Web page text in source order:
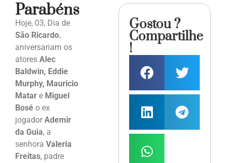
Parabéns
Hoje, 03, Dia de
São Ricardo,
aniversariam os
atores Alec
Baldwin, Eddie
Murphy, Mauricio
Matar e Miguel
Bosé o ex
jogador Ademir
da Guia, a
senhora Valeria
Freitas, padre
Gostou ?
Compartilhe
!